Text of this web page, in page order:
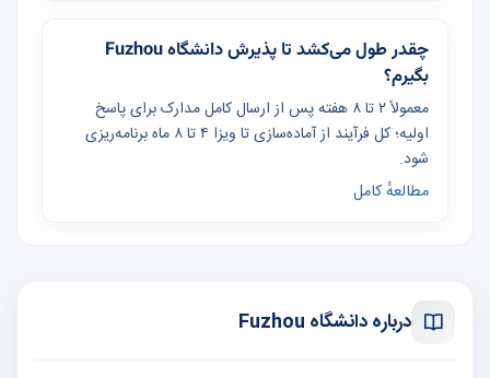
چقدر طول می‌کشد تا پذیرش دانشگاه Fuzhou
بگیرم؟
معمولاً ۲ تا ۸ هفته پس از ارسال کامل مدارک برای پاسخ
اولیه؛ کل فرآیند از آماده‌سازی تا ویزا ۴ تا ۸ ماه برنامه‌ریزی
شود.
مطالعهٔ کامل
درباره دانشگاه Fuzhou